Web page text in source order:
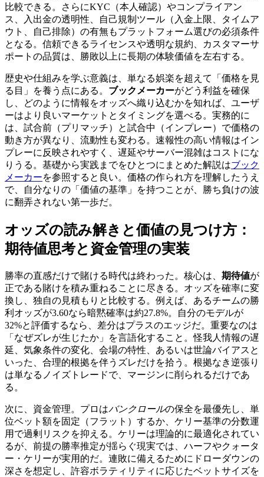
比較できる。さらにKYC（本人確認）やコンプライアン
ス、入出金の透明性、自己規制ツール（入金上限、タイムア
ウト、自己排除）の有無もプラットフォーム選びの必須条件
となる。信頼できるライセンスや透明な規約、カスタマーサ
ポートの品質は、勝敗以上に長期の体験価値を左右する。
歴史や仕組みを学ぶ意義は、単なる娯楽を超えて「価格を見
る目」を養う点にある。 ブックメーカーがどう利益を確保
し、どのように情報をオッズへ織り込むかを知れば、ユーザ
ーはより良いマーケットとタイミングを選べる。実務的に
は、試合前（プリマッチ）と試合中（インプレー）で価格の
動き方が異なり、流動性も変わる。速報性の高い情報はイン
プレーに反映されやすく、遅延やサーバー混雑はコストにな
りうる。基礎から実践までをひとつにまとめた解説はブック
メーカーを参照すると良い。価格の作られ方を理解したうえ
で、自分なりの「価値の基準」を持つことが、勝ち負けの波
に翻弄されない第一歩だ。
オッズの読み解きと価値の見つけ方：
期待値思考と資金管理の実装
勝率の直感だけで賭ける時代は終わった。核心は、 期待値が
正である賭けを積み重ねることに尽きる。オッズを確率に変
換し、独自の見積もりと比較する。例えば、あるチームの勝
利オッズが3.60なら暗黙確率は約27.8%。自分のモデルが
32%と評価するなら、差分はプラスのエッジだ。重要なのは
「なぜズレが生じたか」を言語化すること。怪我人情報の遅
延、気象条件の変化、会場の特性、あるいは世論バイアスと
いった、合理的根拠を伴うズレだけを拾う。根拠なき逆張り
は単なるノイズトレードで、マージンに削られるだけであ
る。
次に、資金管理。プロはバンクロールの保全を最優先し、単
位ベット額を固定（フラット）するか、ケリー基準の分数運
用で過剰リスクを抑える。ケリーは理論的に最適化されてい
るが、前提の勝率推定が揺らぐ現実では、ハーフやクォータ
ー・ケリーが実用的だ。連敗に備えるためにドローダウンの
深さを想定し、許容ボラティリティに応じたベットサイズを